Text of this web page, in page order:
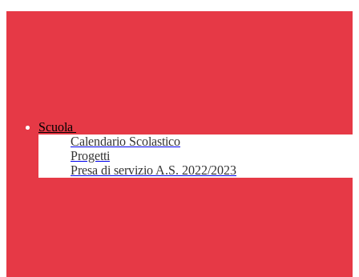
Scuola
Calendario Scolastico
Progetti
Presa di servizio A.S. 2022/2023